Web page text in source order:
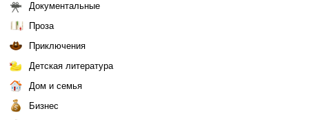
Документальные
Проза
Приключения
Детская литература
Дом и семья
Бизнес